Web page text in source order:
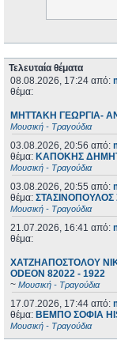
Τελευταία θέματα
08.08.2026, 17:24 από:
θέμα:
ΜΗΤΤΑΚΗ ΓΕΩΡΓΙΑ-
Μουσική - Τραγούδια
03.08.2026, 20:56 από:
θέμα: ΚΑΠΟΚΗΣ
Μουσική - Τραγούδια
03.08.2026, 20:55 από:
θέμα: ΣΤΑΣΙΝΟΠΟΥΛΟΣ
Μουσική - Τραγούδια
21.07.2026, 16:41 από:
θέμα:
ΧΑΤΖΗΑΠΟΣΤΟΛΟΥ
ODEON 82022 - 1922
~ Μουσική - Τραγούδια
17.07.2026, 17:44 από:
θέμα: ΒΕΜΠΟ ΣΟΦΙΑ
Μουσική - Τραγούδια